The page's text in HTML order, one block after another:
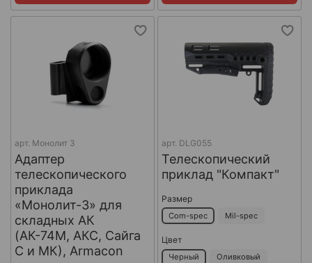
арт. Монолит 3
Адаптер
телескопического
приклада
«Монолит-3» для
складных АК
(АК-74М, АКС, Сайга
С и МК), Armacon
арт. DLG055
Телескопический
приклад "Компакт"
Размер
Com-spec Mil-spec
Цвет
Черный Оливковый